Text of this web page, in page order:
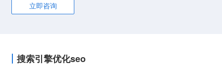
立即咨询
搜索引擎优化seo